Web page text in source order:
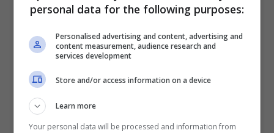
e Donne: ‘Sorriso da ebete, scemo’
personal data for the following purposes:
Personalised advertising and content, advertising and
content measurement, audience research and
services development
Store and/or access information on a device
Learn more
Your personal data will be processed and information from